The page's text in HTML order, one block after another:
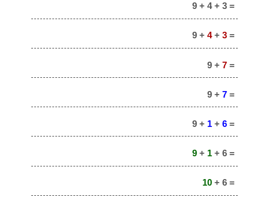
9 + 4 + 3 =
9 + 4+ 3 =
9 + 7 =
9 + 7 =
9 + 1 + 6 =
9 + 1 + 6 =
10 + 6 =